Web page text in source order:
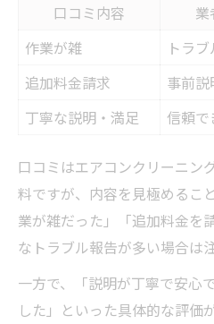
口コミ内容 業
作業が雑
トラ
追加料金請求
事前説
丁寧な説明・満足
信頼
口コミはエアコンクリーニン
料ですが、内容を見極めるこ
業が雑だった」「追加料金を
なトラブル報告が多い場合は
一方で、「説明が丁寧で安心
した」といった具体的な評価